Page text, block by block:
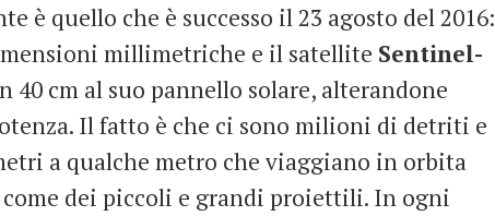
è quello che è successo il 23 agosto del 2016:
millimetriche e il satellite Sentinel-
40 cm al suo pannello solare, alterandone
Il fatto è che ci sono milioni di detriti e
a qualche metro che viaggiano in orbita
dei piccoli e grandi proiettili. In ogni